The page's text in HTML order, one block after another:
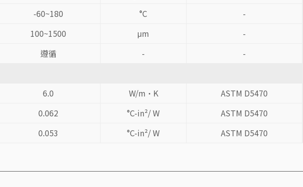
-60~180 °C
-
100~1500 μm
-
遵循 -
-
6.0 W/m·K
ASTM D5470
0.062 °C-in²/ W
ASTM D5470
0.053 °C-in²/ W ASTM D5470